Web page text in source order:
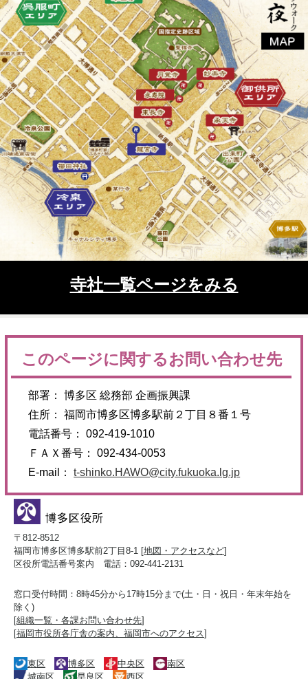
寺社一覧ページをみる
このページに関するお問い合わせ先
部署： 博多区 総務部 企画振興課
住所： 福岡市博多区博多駅前２丁目８番１号
電話番号： 092-419-1010
ＦＡＸ番号： 092-434-0053
E-mail：t-shinko.HAWO@city.fukuoka.lg.jp
〒812-8512
福岡市博多区博多駅前2丁目8-1 [地図・アクセスなど]
区役所電話番号案内 電話：092-441-2131
窓口受付時間：8時45分から17時15分まで(土・日・祝日・年末年始を
除く)
[組織一覧・各課お問い合わせ先]
[福岡市役所各庁舎の案内、福岡市へのアクセス]
東区 博多区 中央区
南区
城南区
早良区 西区